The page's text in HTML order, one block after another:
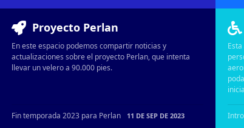
Proyecto Perlan
En este espacio podemos compartir noticias y
actualizaciones sobre el proyecto Perlan, que intenta
llevar un velero a 90.000 pies.
Fin temporada 2023 para Perlan 11 DE SEP DE 2023